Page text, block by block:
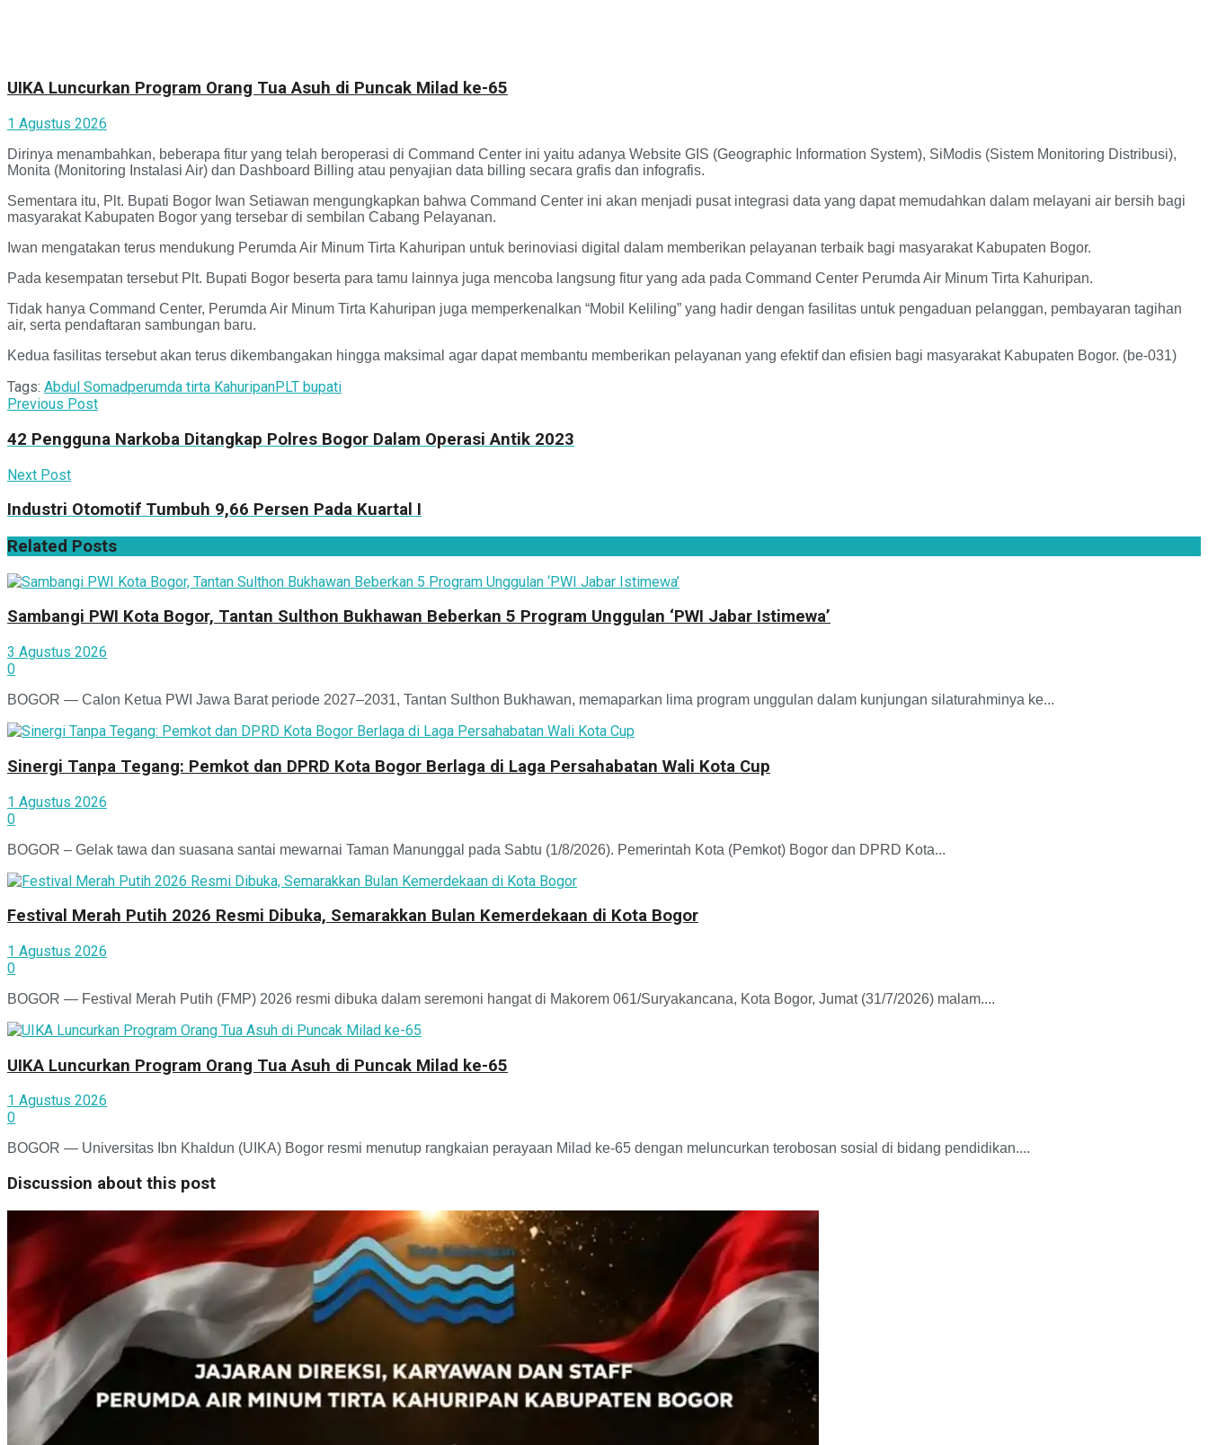
UIKA Luncurkan Program Orang Tua Asuh di Puncak Milad ke-65
1 Agustus 2026
Dirinya menambahkan, beberapa fitur yang telah beroperasi di Command Center ini yaitu adanya Website GIS (Geographic Information System), SiModis (Sistem Monitoring Distribusi),
Monita (Monitoring Instalasi Air) dan Dashboard Billing atau penyajian data billing secara grafis dan infografis.
Sementara itu, Plt. Bupati Bogor Iwan Setiawan mengungkapkan bahwa Command Center ini akan menjadi pusat integrasi data yang dapat memudahkan dalam melayani air bersih bagi
masyarakat Kabupaten Bogor yang tersebar di sembilan Cabang Pelayanan.
Iwan mengatakan terus mendukung Perumda Air Minum Tirta Kahuripan untuk berinoviasi digital dalam memberikan pelayanan terbaik bagi masyarakat Kabupaten Bogor.
Pada kesempatan tersebut Plt. Bupati Bogor beserta para tamu lainnya juga mencoba langsung fitur yang ada pada Command Center Perumda Air Minum Tirta Kahuripan.
Tidak hanya Command Center, Perumda Air Minum Tirta Kahuripan juga memperkenalkan “Mobil Keliling” yang hadir dengan fasilitas untuk pengaduan pelanggan, pembayaran tagihan
air, serta pendaftaran sambungan baru.
Kedua fasilitas tersebut akan terus dikembangakan hingga maksimal agar dapat membantu memberikan pelayanan yang efektif dan efisien bagi masyarakat Kabupaten Bogor. (be-031)
Tags: Abdul Somadperumda tirta KahuripanPLT bupati
Previous Post
42 Pengguna Narkoba Ditangkap Polres Bogor Dalam Operasi Antik 2023
Next Post
Industri Otomotif Tumbuh 9,66 Persen Pada Kuartal I
Related Posts
Sambangi PWI Kota Bogor, Tantan Sulthon Bukhawan Beberkan 5 Program Unggulan ‘PWI Jabar Istimewa’
3 Agustus 2026
0
BOGOR — Calon Ketua PWI Jawa Barat periode 2027–2031, Tantan Sulthon Bukhawan, memaparkan lima program unggulan dalam kunjungan silaturahminya ke...
Sinergi Tanpa Tegang: Pemkot dan DPRD Kota Bogor Berlaga di Laga Persahabatan Wali Kota Cup
1 Agustus 2026
0
BOGOR – Gelak tawa dan suasana santai mewarnai Taman Manunggal pada Sabtu (1/8/2026). Pemerintah Kota (Pemkot) Bogor dan DPRD Kota...
Festival Merah Putih 2026 Resmi Dibuka, Semarakkan Bulan Kemerdekaan di Kota Bogor
1 Agustus 2026
0
BOGOR — Festival Merah Putih (FMP) 2026 resmi dibuka dalam seremoni hangat di Makorem 061/Suryakancana, Kota Bogor, Jumat (31/7/2026) malam....
UIKA Luncurkan Program Orang Tua Asuh di Puncak Milad ke-65
1 Agustus 2026
0
BOGOR — Universitas Ibn Khaldun (UIKA) Bogor resmi menutup rangkaian perayaan Milad ke-65 dengan meluncurkan terobosan sosial di bidang pendidikan....
Discussion about this post